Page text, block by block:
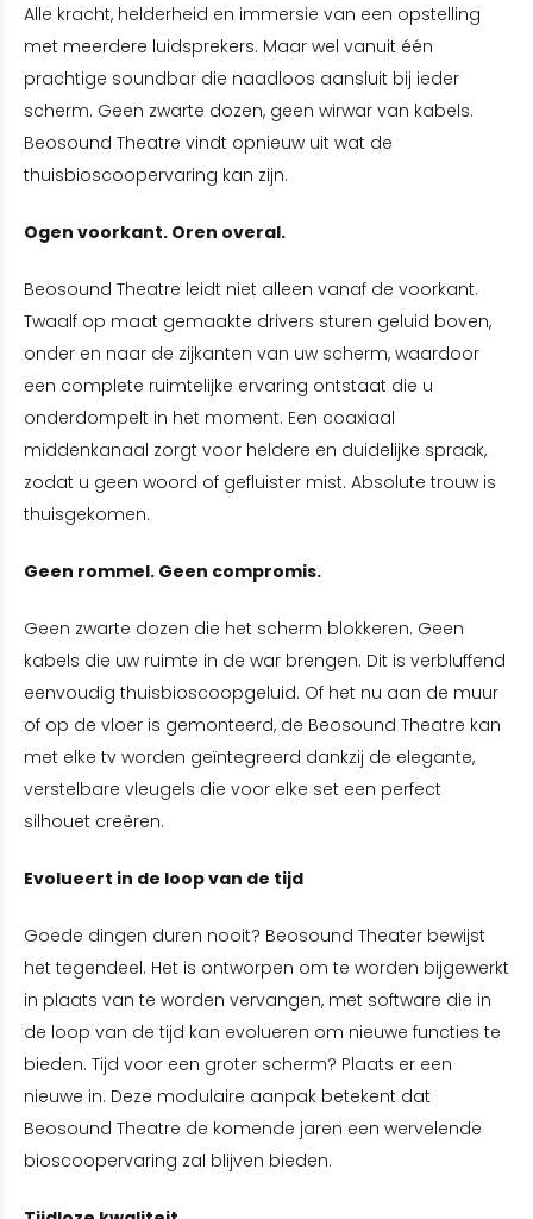
Alle kracht, helderheid en immersie van een opstelling
met meerdere luidsprekers. Maar wel vanuit één
prachtige soundbar die naadloos aansluit bij ieder
scherm. Geen zwarte dozen, geen wirwar van kabels.
Beosound Theatre vindt opnieuw uit wat de
thuisbioscoopervaring kan zijn.
Ogen voorkant. Oren overal.
Beosound Theatre leidt niet alleen vanaf de voorkant.
Twaalf op maat gemaakte drivers sturen geluid boven,
onder en naar de zijkanten van uw scherm, waardoor
een complete ruimtelijke ervaring ontstaat die u
onderdompelt in het moment. Een coaxiaal
middenkanaal zorgt voor heldere en duidelijke spraak,
zodat u geen woord of gefluister mist. Absolute trouw is
thuisgekomen.
Geen rommel. Geen compromis.
Geen zwarte dozen die het scherm blokkeren. Geen
kabels die uw ruimte in de war brengen. Dit is verbluffend
eenvoudig thuisbioscoopgeluid. Of het nu aan de muur
of op de vloer is gemonteerd, de Beosound Theatre kan
met elke tv worden geïntegreerd dankzij de elegante,
verstelbare vleugels die voor elke set een perfect
silhouet creëren.
Evolueert in de loop van de tijd
Goede dingen duren nooit? Beosound Theater bewijst
het tegendeel. Het is ontworpen om te worden bijgewerkt
in plaats van te worden vervangen, met software die in
de loop van de tijd kan evolueren om nieuwe functies te
bieden. Tijd voor een groter scherm? Plaats er een
nieuwe in. Deze modulaire aanpak betekent dat
Beosound Theatre de komende jaren een wervelende
bioscoopervaring zal blijven bieden.